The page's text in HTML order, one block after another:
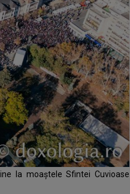
la moaștele Sfintei Cuvioase